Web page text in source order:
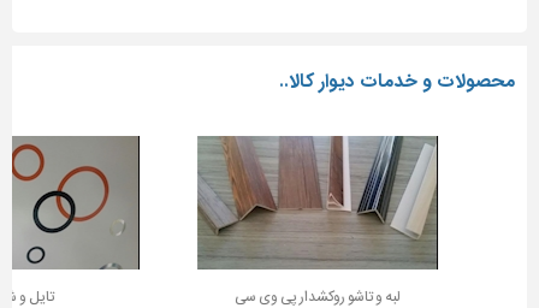
محصولات و خدمات دیوار کالا..
لبه و تاشو روکشدار پی وی سی